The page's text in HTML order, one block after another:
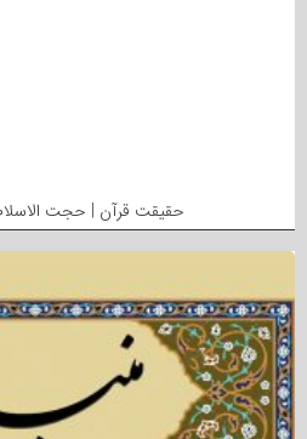
حقیقت قرآن | حجت